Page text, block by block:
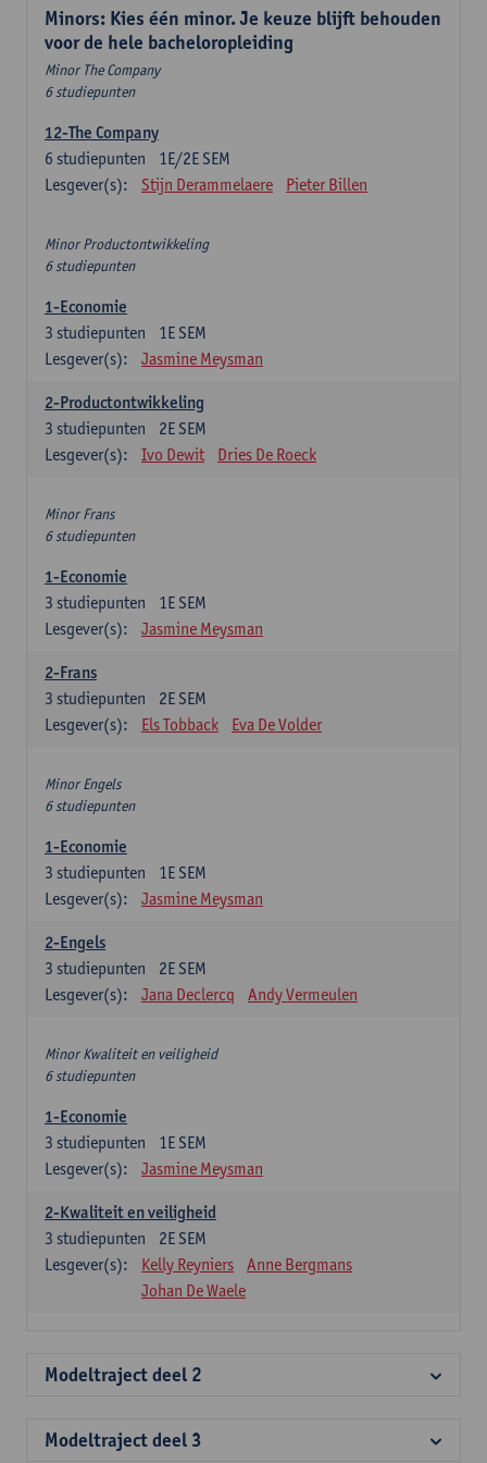
Minors: Kies één minor. Je keuze blijft behouden
voor de hele bacheloropleiding
Minor The Company
6 studiepunten
12-The Company
1E/2E SEM
6 studiepunten
Lesgever(s):
Stijn Derammelaere Pieter Billen
Minor Productontwikkeling
6 studiepunten
1-Economie
1E SEM
3 studiepunten
Lesgever(s):
Jasmine Meysman
2-Productontwikkeling
2E SEM
3 studiepunten
Lesgever(s):
Ivo Dewit Dries De Roeck
Minor Frans
6 studiepunten
1-Economie
1E SEM
3 studiepunten
Lesgever(s):
Jasmine Meysman
2-Frans
2E SEM
3 studiepunten
Lesgever(s):
Els Tobback Eva De Volder
Minor Engels
6 studiepunten
1-Economie
1E SEM
3 studiepunten
Lesgever(s):
Jasmine Meysman
2-Engels
2E SEM
3 studiepunten
Lesgever(s):
Jana Declercq Andy Vermeulen
Minor Kwaliteit en veiligheid
6 studiepunten
1-Economie
1E SEM
3 studiepunten
Lesgever(s):
Jasmine Meysman
2-Kwaliteit en veiligheid
2E SEM
3 studiepunten
Lesgever(s):
Kelly Reyniers
Anne Bergmans
Johan De Waele
Modeltraject deel 2
Modeltraject deel 3